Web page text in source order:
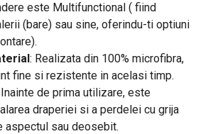
este Multifunctional ( fiind
(bare) sau sine, oferindu-ti optiuni
: Realizata din 100% microfibra,
fine si rezistente in acelasi timp.
de prima utilizare, este
draperiei si a perdelei cu grija
aspectul sau deosebit.